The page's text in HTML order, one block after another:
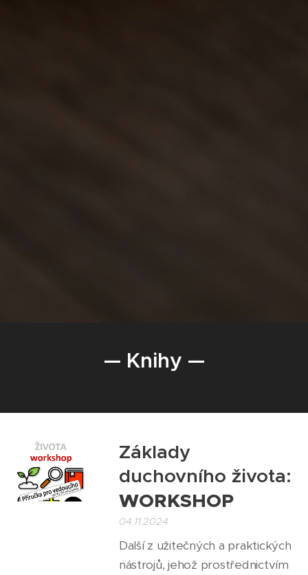
— Knihy —
Základy
duchovního života:
WORKSHOP
04.11.2024
Další z užitečných a praktických
nástrojů, jehož prostřednictvím